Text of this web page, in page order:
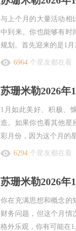
与上个月的大量活动相
中到来。你也能够有时
规划。首先迎来的是1
6964 个星友都在看
苏珊米勒2026年
1月如此美好、积极、
造。如果你也看其他星
彩月份，因为这个月的
6294 个星友都在看
苏珊米勒2026年
你在充满思想和概念的
财务问题，但这个月情
格外乐观，你有可能在